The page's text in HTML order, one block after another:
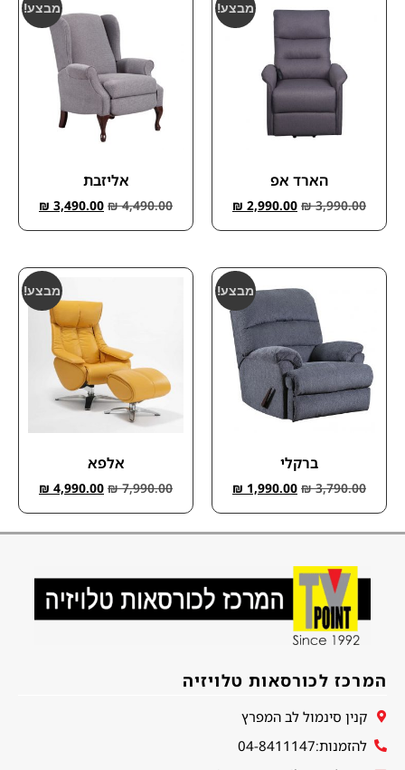
מבצע!
הארד אפ
₪3,990.00
₪ 2,990.00
מבצע!
אליזבת
₪4,490.00
₪ 3,490.00
מבצע!
ברקלי
₪3,790.00
₪ 1,990.00
מבצע!
אלפא
₪7,990.00
₪ 4,990.00
המרכז לכורסאות טלויזיה
קנין סינמול לב המפרץ
להזמנות:04-8411147